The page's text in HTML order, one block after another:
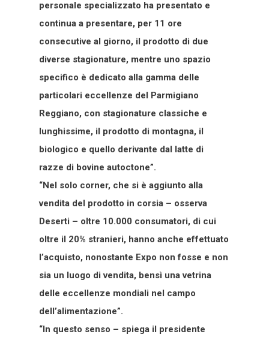
personale specializzato ha presentato e
continua a presentare, per 11 ore
consecutive al giorno, il prodotto di due
diverse stagionature, mentre uno spazio
specifico è dedicato alla gamma delle
particolari eccellenze del Parmigiano
Reggiano, con stagionature classiche e
lunghissime, il prodotto di montagna, il
biologico e quello derivante dal latte di
razze di bovine autoctone”.
“Nel solo corner, che si è aggiunto alla
vendita del prodotto in corsia – osserva
Deserti – oltre 10.000 consumatori, di cui
oltre il 20% stranieri, hanno anche effettuato
l’acquisto, nonostante Expo non fosse e non
sia un luogo di vendita, bensì una vetrina
delle eccellenze mondiali nel campo
dell’alimentazione”.
“In questo senso – spiega il presidente